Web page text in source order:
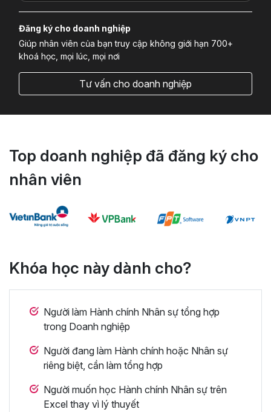
Đăng ký cho doanh nghiệp
Giúp nhân viên của bạn truy cập không giới hạn 700+
khoá học, mọi lúc, mọi nơi
Tư vấn cho doanh nghiệp
Top doanh nghiệp đã đăng ký cho
nhân viên
Khóa học này dành cho?
Người làm Hành chính Nhân sự tổng hợp
trong Doanh nghiệp
Người đang làm Hành chính hoặc Nhân sự
riêng biệt, cần làm tổng hợp
Người muốn học Hành chính Nhân sự trên
Excel thay vì lý thuyết